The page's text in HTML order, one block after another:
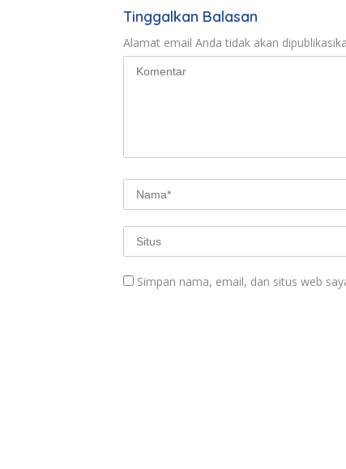
Tinggalkan Balasan
Alamat email Anda tidak akan
Simpan nama, email, dan situs web